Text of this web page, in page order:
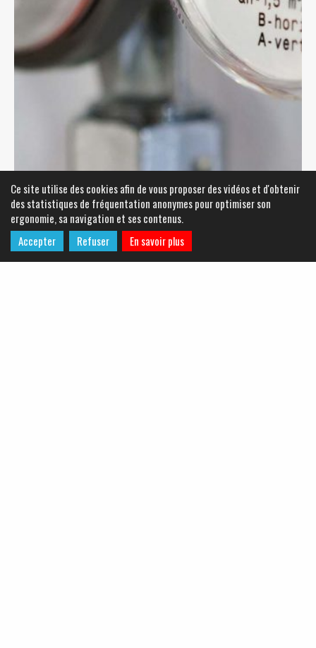
Ce site utilise des cookies afin de vous proposer des vidéos et d'obtenir
des statistiques de fréquentation anonymes pour optimiser son
ergonomie, sa navigation et ses contenus.
Accepter
Refuser En savoir plus
Je relève mon compteur